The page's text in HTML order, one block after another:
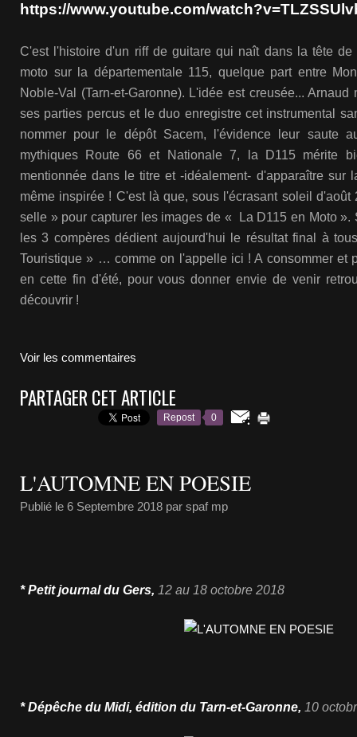
https://www.youtube.com/
C'est l'histoire d'un riff de guitare qui naît dans la tête
moto sur la départementale 115, quelque part entre
Noble-Val (Tarn-et-Garonne). L'idée est creusée...
ses parties percus et le duo enregistre cet instrumental
nommer pour le dépôt Sacem, l'évidence leur saute
mythiques Route 66 et Nationale 7, la D115 mérite
mentionnée dans le titre et -idéalement- d'apparaître sur
même inspirée ! C'est là que, sous l'écrasant soleil d'août
selle » pour capturer les images de « La D115 en Moto ».
les 3 compères dédient aujourd'hui le résultat final à
Touristique » … comme on l'appelle ici ! A consommer et
en cette fin d'été, pour vous donner envie de venir
découvrir !
Voir les commentaires
PARTAGER CET ARTICLE
Repost 0
L'AUTOMNE EN POESIE
Publié le 6 Septembre 2018 par spaf mp
* Petit journal du Gers, 12 au 18 octobre 2018
* Dépêche du Midi, édition du Tarn-et-Garonne, 10